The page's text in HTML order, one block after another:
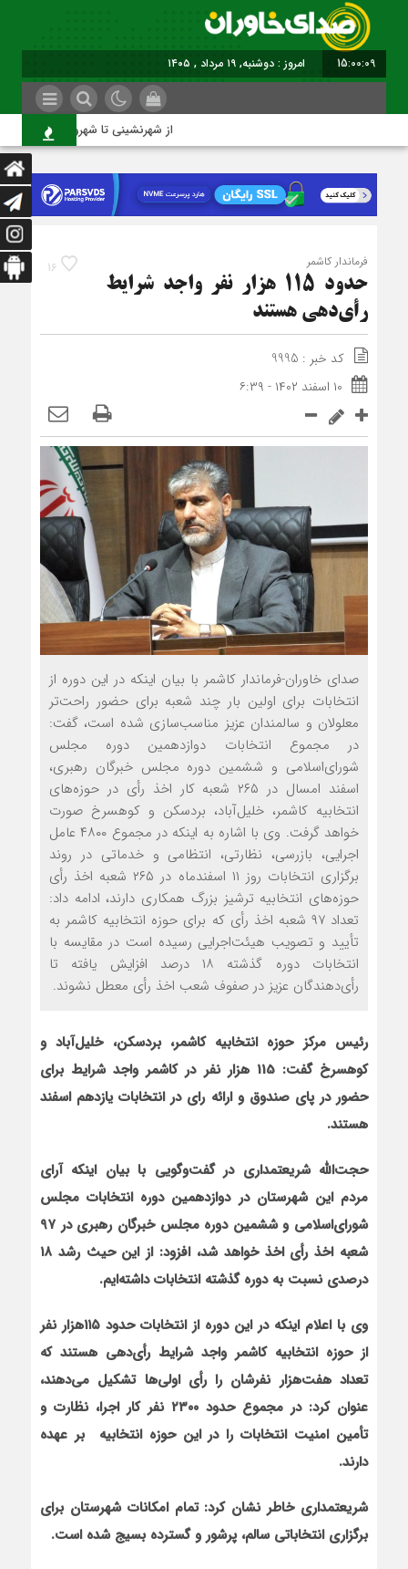
15:00:10 امروز : دوشنبه, ۱۹ مرداد , ۱۴۰۵
از شهرنشینی تا شهروندی
16 فرماندار کاشمر
حدود ۱۱۵ هزار نفر واجد شرایط
رأی‌دهی هستند
کد خبر : 9995
۱۰ اسفند ۱۴۰۲ - ۶:۳۹
صدای خاوران-فرماندار کاشمر با بیان این‏که در این دوره از
انتخابات برای اولین بار چند شعبه برای حضور راحت‌تر
معلولان و سالمندان عزیز مناسب‌سازی شده است، گفت:
در مجموع انتخابات دوازدهمین دوره مجلس
شورای‌اسلامی و ششمین دوره مجلس خبرگان رهبری،
اسفند امسال در ۲۶۵ شعبه کار اخذ رأی در حوزه‌های
انتخابیه کاشمر، خلیل‌آباد، بردسکن و کوهسرخ صورت
خواهد گرفت. وی با اشاره به این‏که در مجموع ۴۸۰۰ عامل
اجرایی، بازرسی، نظارتی، انتظامی و خدماتی در روند
برگزاری انتخابات روز ۱۱ اسفندماه در ۲۶۵ شعبه اخذ رأی
حوزه‌های انتخابیه ترشیز بزرگ همکاری دارند، ادامه داد:
تعداد ۹۷ شعبه اخذ رأی که برای حوزه انتخابیه کاشمر به
تأیید و تصویب هیئت‌اجرایی رسیده است در مقایسه با
انتخابات دوره گذشته ۱۸ درصد افزایش یافته تا
رأی‌دهندگان عزیز در صفوف شعب اخذ رأی معطل نشوند.
رئیس مرکز حوزه انتخابیه کاشمر، بردسکن، خلیل‌آباد و
کوهسرخ گفت:
115 هزار نفر در کاشمر واجد شرایط برای
حضور در پای صندوق و ارائه رای در انتخابات یازدهم اسفند
هستند.
حجت‌الله شریعتمداری در گفت‌وگویی با بیان این‏که آرای
مردم این شهرستان در دوازدهمین دوره انتخابات مجلس
شورای‌اسلامی و ششمین دوره مجلس خبرگان رهبری در ۹۷
شعبه اخذ رأی اخذ خواهد شد، افزود: از این حیث رشد ۱۸
درصدی نسبت به دوره گذشته انتخابات داشته‌ایم.
وی با اعلام این‏که در این دوره از انتخابات حدود ۱۱۵هزار نفر
از حوزه انتخابیه کاشمر واجد شرایط رأی‌دهی هستند که
تعداد هفت‌هزار نفرشان را رأی اولی‌ها تشکیل می‌دهند،
عنوان کرد: در مجموع حدود ۲۳۰۰ نفر کار اجرا، نظارت و
تأمین امنیت انتخابات را در این حوزه انتخابیه بر عهده
دارند.
شریعتمداری خاطر نشان کرد: تمام امکانات شهرستان برای
برگزاری انتخاباتی سالم، پرشور و گسترده بسیج شده است.